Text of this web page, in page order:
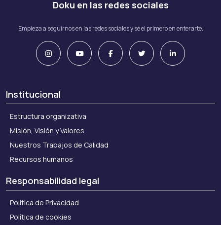
Doku en las redes sociales
Empieza a seguirnos en las redes sociales y sé el primero en enterarte.
Institucional
Estructura organizativa
Misión, Visión y Valores
Nuestros Trabajos de Calidad
Recursos humanos
Responsabilidad legal
Política de Privacidad
Política de cookies